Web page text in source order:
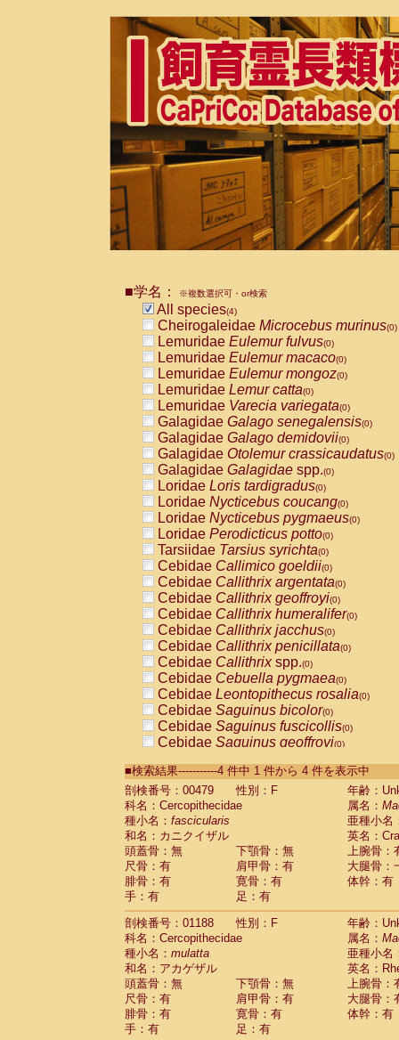
■学名： ※複数選択可・or検索
All species(4)
Cheirogaleidae Microcebus murinus(0)
Lemuridae Eulemur fulvus(0)
Lemuridae Eulemur macaco(0)
Lemuridae Eulemur mongoz(0)
Lemuridae Lemur catta(0)
Lemuridae Varecia variegata(0)
Galagidae Galago senegalensis(0)
Galagidae Galago demidovii(0)
Galagidae Otolemur crassicaudatus(0)
Galagidae Galagidae spp.(0)
Loridae Loris tardigradus(0)
Loridae Nycticebus coucang(0)
Loridae Nycticebus pygmaeus(0)
Loridae Perodicticus potto(0)
Tarsiidae Tarsius syrichta(0)
Cebidae Callimico goeldii(0)
Cebidae Callithrix argentata(0)
Cebidae Callithrix geoffroyi(0)
Cebidae Callithrix humeralifer(0)
Cebidae Callithrix jacchus(0)
Cebidae Callithrix penicillata(0)
Cebidae Callithrixspp.(0)
Cebidae Cebuella pygmaea(0)
Cebidae Leontopithecus rosalia(0)
Cebidae Saguinus bicolor(0)
Cebidae Saguinus fuscicollis(0)
Cebidae Saguinus geoffroyi(0)
CebidaeSaguinus labiatus(0)
Cebidae Saguinus leucopus (0)
CebidaeSaguinus midas
CebidaeSaguinus mystax
CebidaeSaguinus nigricollis (1)
Cebidae Saguinus oedipus
Cebidae Saguinus weddelli
Cebidae Saguinusspp.
Cebidae Aotus trivirgatus
Cebidae Cebus albifrons
CebidaeCebus apella
Cebidae
CebidaeCebus nigrivittatus
Cebidae Cebusspp.(0)
Cebidae Saimiri boliviensis
Cebidae Saimiri sciureus
Atelidae Alouatta caraya
■検索結果-----------4 件中 1 件から 4 件を表示中
剖検番号：00479
性別：F
年齢：
科名：Cercopithecidae
属名：
種小名： fascicularis
亜種小名
和名：カニクイザル
英名：
頭蓋骨：無
下顎骨：無
上腕骨：
尺骨：有
肩甲骨：有
大腿骨：
腓骨：有
寛骨：有
体幹：有
手：有
足：有
剖検番号：01188
性別：F
年齢：
科名：Cercopithecidae
属名：
種小名： mulatta
亜種小名
和名：アカゲザル
英名：
頭蓋骨：無
下顎骨：無
上腕骨：
尺骨：有
肩甲骨：有
大腿骨：
腓骨：有
寛骨：有
体幹：有
手：有
足：有